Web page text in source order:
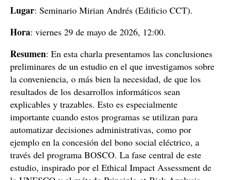
Lugar: Seminario Mirian Andrés (Edificio CCT).
Hora: viernes 29 de mayo de 2026, 12:00.
Resumen: En esta charla presentamos las conclusiones
preliminares de un estudio en el que investigamos sobre
la conveniencia, o más bien la necesidad, de que los
resultados de los desarrollos informáticos sean
explicables y trazables. Esto es especialmente
importante cuando estos programas se utilizan para
automatizar decisiones administrativas, como por
ejemplo en la concesión del bono social eléctrico, a
través del programa BOSCO. La fase central de este
estudio, inspirado por el Ethical Impact Assessment de